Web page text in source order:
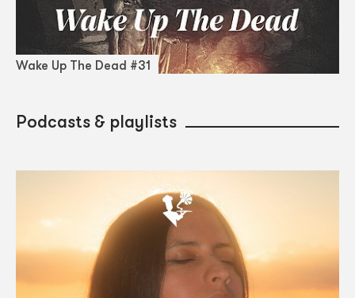
Wake Up The Dead #31
Podcasts & playlists